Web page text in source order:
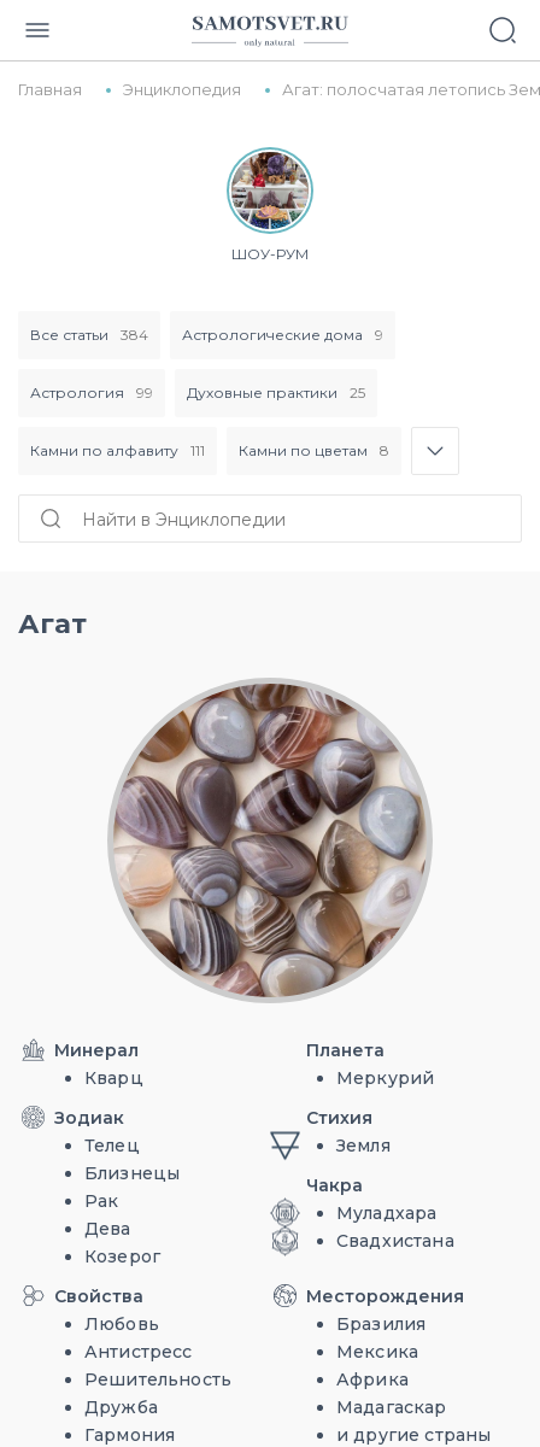
Главная Энциклопедия Агат: полосчатая летопись
ШОУ-РУМ
Все статьи 384 Астрологические дома 9
Астрология 99 Духовные практики 25
Камни по алфавиту 111 Камни по цветам 8
Агат
Минерал
Кварц
Зодиак
Телец
Близнецы
Рак
Дева
Козерог
Планета
Меркурий
Стихия
Земля
Чакра
Муладхара
Свадхистана
Свойства
Любовь
Антистресс
Решительность
Дружба
Гармония
Месторождения
Бразилия
Мексика
Африка
Мадагаскар
и другие страны